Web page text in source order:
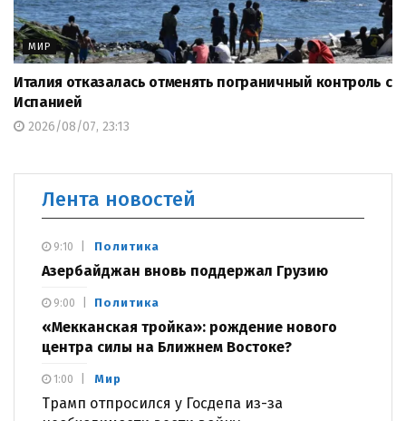
МИР
Италия отказалась отменять пограничный контроль с
Испанией
2026/08/07, 23:13
Лента новостей
Политика
Азербайджан вновь поддержал Грузию
9:10
Политика
«Мекканская тройка»: рождение нового
центра силы на Ближнем Востоке?
9:00
Мир
Трамп отпросился у Госдепа из-за
1:00